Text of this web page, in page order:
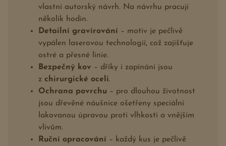
vlastní autorský návrh. Na návrhu pracuji
několik hodin.
Detailní gravírování – motiv je pečlivě
vypálen laserovou technologií, což zajišťuje
ostré a přesné linie.
Bezpečný kov – dříky i zapínání jsou
z chirurgické oceli.
Ochrana povrchu – pro dlouhou životnost
jsou dřevěné náušnice ošetřeny speciální
lakovanou úpravou proti vlhkosti a vnějším
vlivům.
Ruční opracování – každý kus je pečlivě